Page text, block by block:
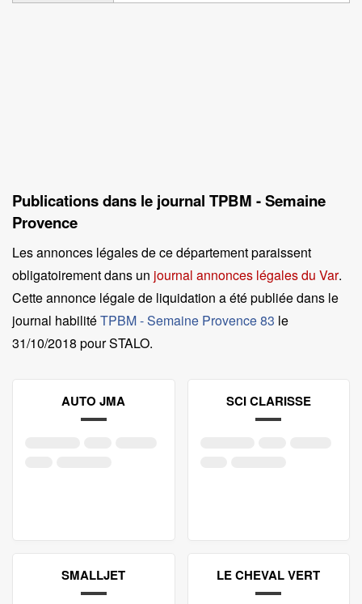
Publications dans le journal TPBM - Semaine
Provence
Les annonces légales de ce département paraissent
obligatoirement dans un journal annonces légales du Var.
Cette annonce légale de liquidation a été publiée dans le
journal habilitéTPBM - Semaine Provence 83 le
31/10/2018 pour STALO.
AUTO JMA SCI CLARISSE
SMALLJET LE CHEVAL VERT